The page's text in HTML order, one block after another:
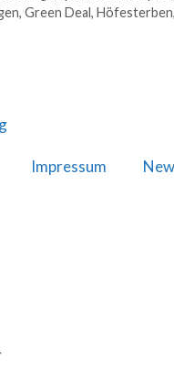
, Green Deal, Höfesterben,
Impressum